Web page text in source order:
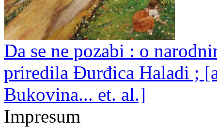
Da se ne pozabi : o
priredila Đurđica Haladi ;
Bukovina... et. al.]
Impresum